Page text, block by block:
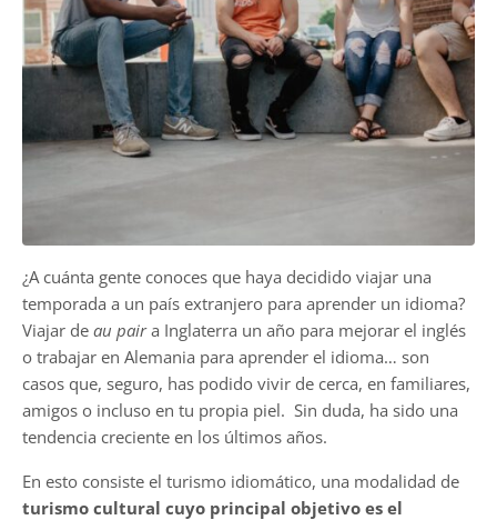
¿A cuánta gente conoces que haya decidido viajar una
temporada a un país extranjero para aprender un idioma?
Viajar de au paira Inglaterra un año para mejorar el inglés
o trabajar en Alemania para aprender el idioma… son
casos que, seguro, has podido vivir de cerca, en familiares,
amigos o incluso en tu propia piel. Sin duda, ha sido una
tendencia creciente en los últimos años.
En esto consiste el turismo idiomático, una modalidad de
turismo cultural cuyo principal objetivo es el